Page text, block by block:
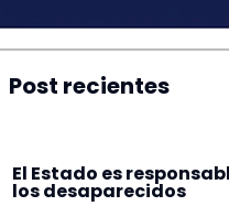
Post recientes
El Estado es
los desaparecidos